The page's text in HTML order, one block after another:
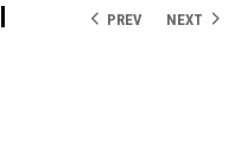
PREV NEXT